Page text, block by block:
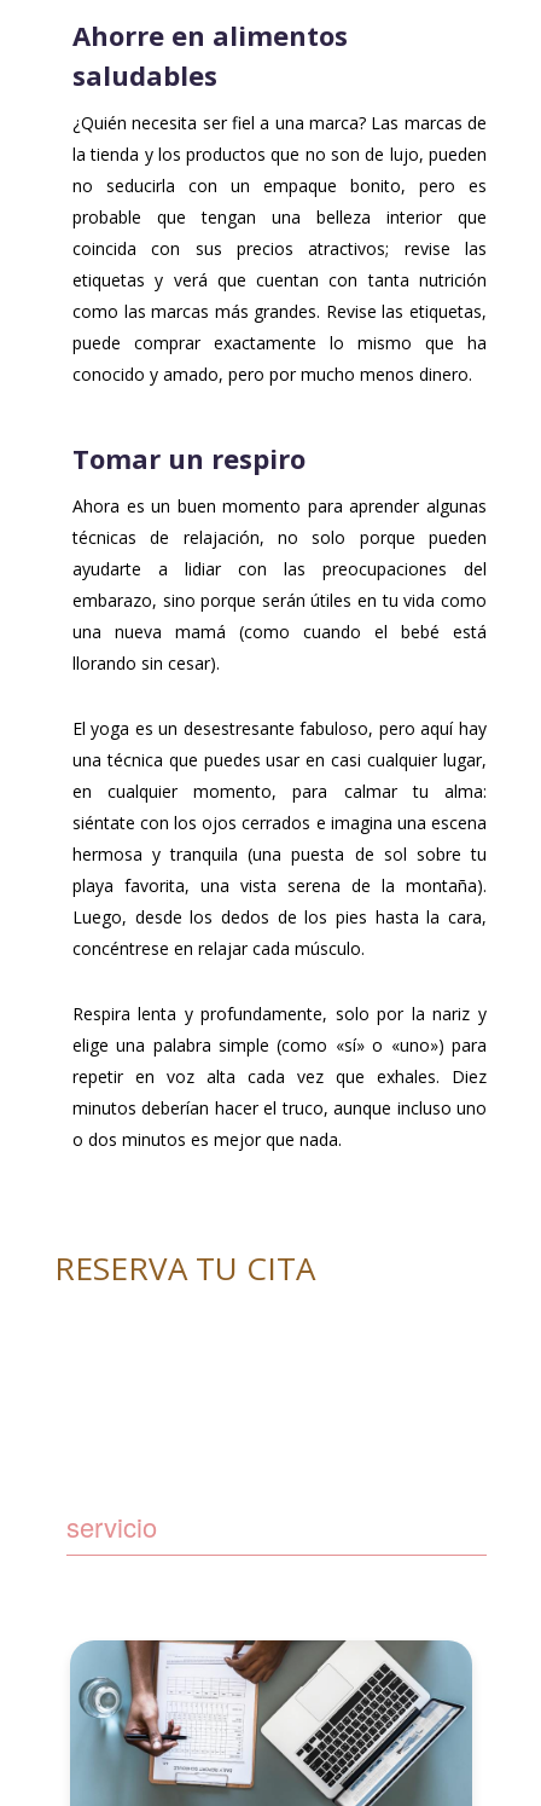
Ahorre en alimentos
saludables
¿Quién necesita ser fiel a una marca? Las marcas de
la tienda y los productos que no son de lujo, pueden
no seducirla con un empaque bonito, pero es
probable que tengan una belleza interior que
coincida con sus precios atractivos; revise las
etiquetas y verá que cuentan con tanta nutrición
como las marcas más grandes. Revise las etiquetas,
puede comprar exactamente lo mismo que ha
conocido y amado, pero por mucho menos dinero.
Tomar un respiro
Ahora es un buen momento para aprender algunas
técnicas de relajación, no solo porque pueden
ayudarte a lidiar con las preocupaciones del
embarazo, sino porque serán útiles en tu vida como
una nueva mamá (como cuando el bebé está
llorando sin cesar).
El yoga es un desestresante fabuloso, pero aquí hay
una técnica que puedes usar en casi cualquier lugar,
en cualquier momento, para calmar tu alma:
siéntate con los ojos cerrados e imagina una escena
hermosa y tranquila (una puesta de sol sobre tu
playa favorita, una vista serena de la montaña).
Luego, desde los dedos de los pies hasta la cara,
concéntrese en relajar cada músculo.
Respira lenta y profundamente, solo por la nariz y
elige una palabra simple (como «sí» o «uno») para
repetir en voz alta cada vez que exhales. Diez
minutos deberían hacer el truco, aunque incluso uno
o dos minutos es mejor que nada.
RESERVA TU CITA